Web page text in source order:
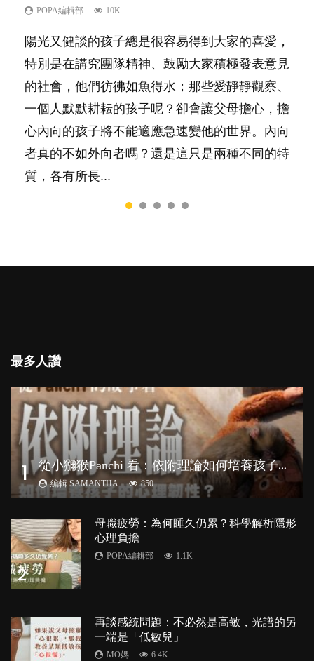
POPA編輯部 10K
陽光又健談的孩子總是很容易得到大家的喜愛，
特別是在講究團隊精神、鼓勵大家積極發表意見
的社會，他們彷彿如魚得水；那些愛靜靜觀察、
一個人默默耕耘的孩子呢？卻會讓父母擔心，擔
心內向的孩子將不能適應急速變他的世界。內向
者真的不如外向者嗎？還是這只是兩種不同的特
質，各有所長...
POPA編輯部 9.9K
有人話學多種語言越早開始越好，有人卻說一時
間太多語言，會令孩子感到混淆，到底誰是誰
非？聽聽專家怎樣說，解開語言學習的迷思～...
POPA編輯部 22.9K
你是不是也曾經以為只要跟相愛的人結婚，就自
然能走到白頭，但生了孩子卻發現事情不如你所
料？ 經營婚姻，不如我們想像的簡單，卻也不
是大家說得那麼難。一起來認識婚姻的真相！...
POPA編輯部 7.9K
很多父母都希望孩子係個「叻仔叻女」，學業別
太差，日常自理井井有條。這樣的孩子是萬中無
一，還是魚與熊掌，不能兼得？...
己的身心靈？
照顧孩子衣食住行、陪同兒女應對功課測驗，還
要陪玩製造親子時間，尚要處理家中雜項要
務……當父母的，有千百個任務要做。可惜，有
一樣重要至極的，總被遺漏——關注自己的情緒
和心理健康。...
最多人讚
1 從
小獼猴Panchi 看：依附理論如何培養孩子心理韌性？
編輯 SAMANTHA 850
2
母職疲勞：為何睡久仍累？科學解析隱形
心理負擔
POPA編輯部 1.1K
再談感統問題：不必然是高敏，光譜的另
一端是「低敏兒」
MO媽 6.4K